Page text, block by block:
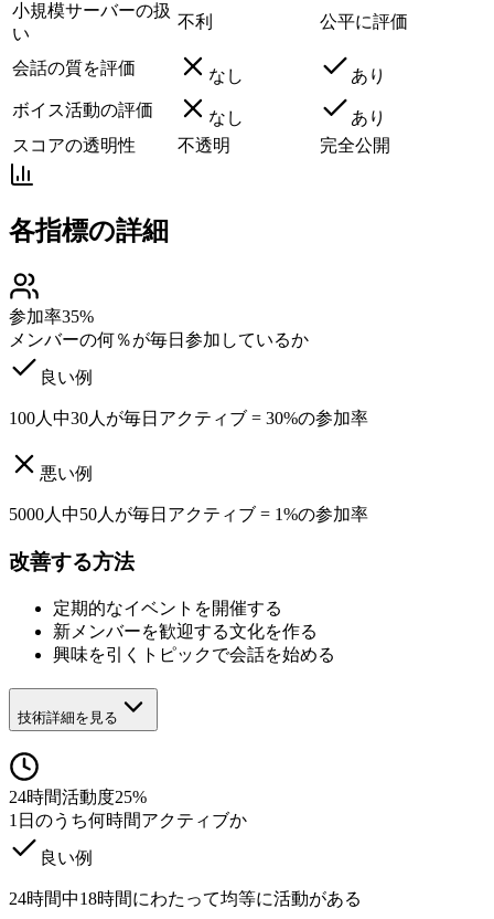
小規模サーバーの扱
い
不利 公平に評価
会話の質を評価 なし
あり
ボイス活動の評価
なし
あり
スコアの透明性
不透明 完全公開
各指標の詳細
参加率35%
メンバーの何％が毎日参加しているか
良い例
100人中30人が毎日アクティブ = 30%の参加率
悪い例
5000人中50人が毎日アクティブ = 1%の参加率
改善する方法
定期的なイベントを開催する
新メンバーを歓迎する文化を作る
興味を引くトピックで会話を始める
技術詳細を見る
24時間活動度25%
1日のうち何時間アクティブか
良い例
24時間中18時間にわたって均等に活動がある